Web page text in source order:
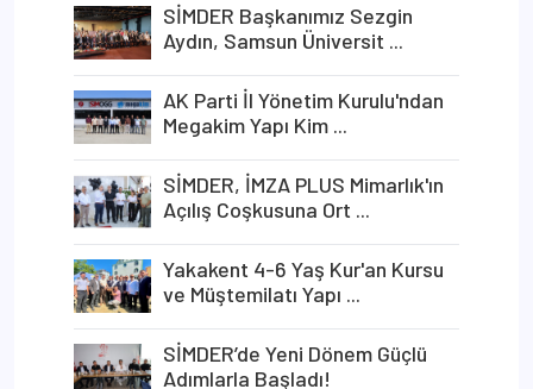
​SİMDER Başkanımız Sezgin
Aydın, Samsun Üniversit ...
​AK Parti İl Yönetim Kurulu'ndan
Megakim Yapı Kim ...
SİMDER, İMZA PLUS Mimarlık'ın
Açılış Coşkusuna Ort ...
Yakakent 4-6 Yaş Kur'an Kursu
ve Müştemilatı Yapı ...
SİMDER’de Yeni Dönem Güçlü
Adımlarla Başladı!